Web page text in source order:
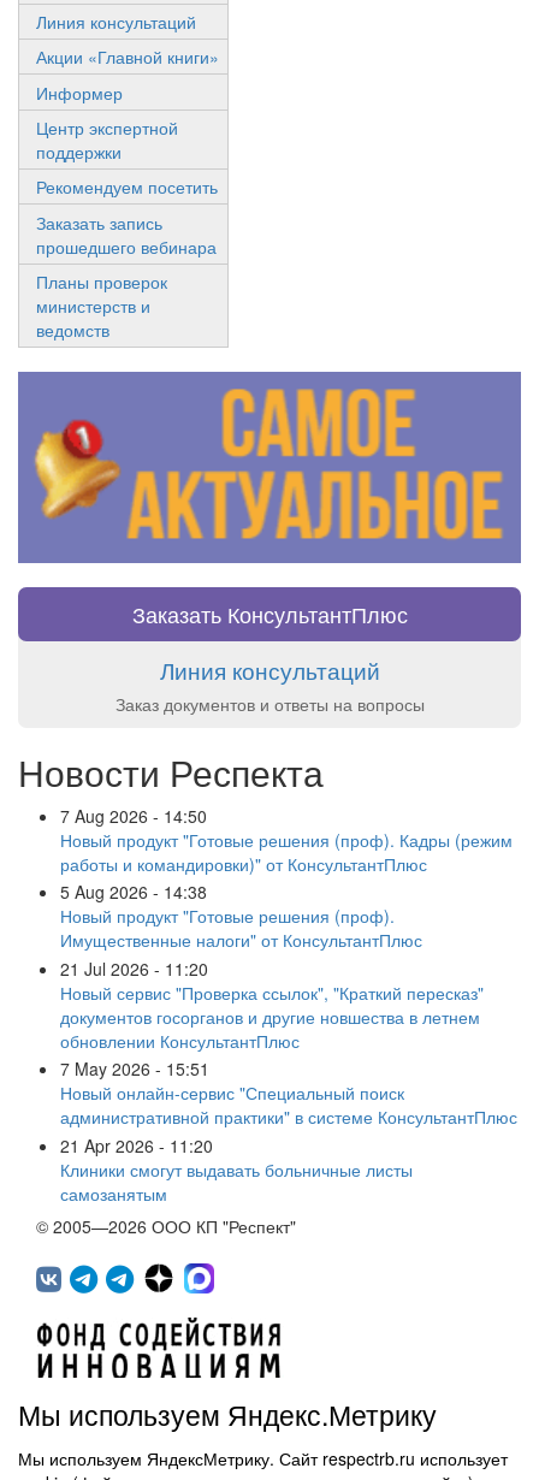
Линия консультаций
Акции «Главной книги»
Информер
Центр экспертной
поддержки
Рекомендуем посетить
Заказать запись
прошедшего вебинара
Планы проверок
министерств и
ведомств
Заказать КонсультантПлюс
Линия консультаций
Заказ документов и ответы на вопросы
Новости Респекта
7 Aug 2026 - 14:50
Новый продукт "Готовые решения (проф). Кадры (режим
работы и командировки)" от КонсультантПлюс
5 Aug 2026 - 14:38
Новый продукт "Готовые решения (проф).
Имущественные налоги" от КонсультантПлюс
21 Jul 2026 - 11:20
Новый сервис "Проверка ссылок", "Краткий пересказ"
документов госорганов и другие новшества в летнем
обновлении КонсультантПлюс
7 May 2026 - 15:51
Новый онлайн-сервис "Специальный поиск
административной практики" в системе КонсультантПлюс
21 Apr 2026 - 11:20
Клиники смогут выдавать больничные листы
самозанятым
© 2005—2026 ООО КП "Респект"
450071, г.Уфа, ул. 50 лет СССР, д.48 корп.1, офис 307
Мы используем Яндекс.Метрику
Мы используем ЯндексМетрику. Сайт respectrb.ru использует